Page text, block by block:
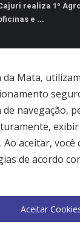
realiza 1º
e ...
Mata Ltda © 2026 -
Política de
da Mata,
de navegação,
aceitar, você
de acordo
Aceitar